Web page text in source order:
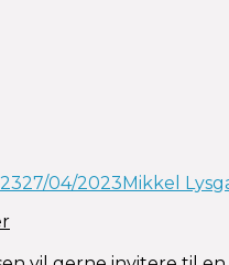
27/04/2023 Mikkel